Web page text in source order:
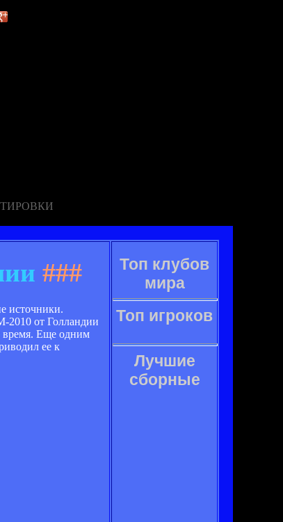
###
источники.
2010 от Голландии
время. Еще одним
ее к
Топ клубов
мира
Топ игроков
Лучшие
сборные